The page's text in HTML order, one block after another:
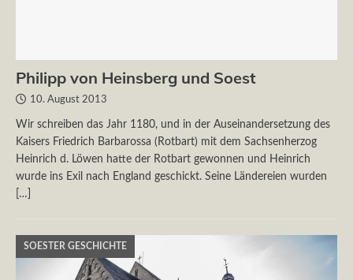
Philipp von Heinsberg und Soest
10. August 2013
Wir schreiben das Jahr 1180, und in der Auseinandersetzung des
Kaisers Friedrich Barbarossa (Rotbart) mit dem Sachsenherzog
Heinrich d. Löwen hatte der Rotbart gewonnen und Heinrich
wurde ins Exil nach England geschickt. Seine Ländereien wurden
[…]
SOESTER GESCHICHTE